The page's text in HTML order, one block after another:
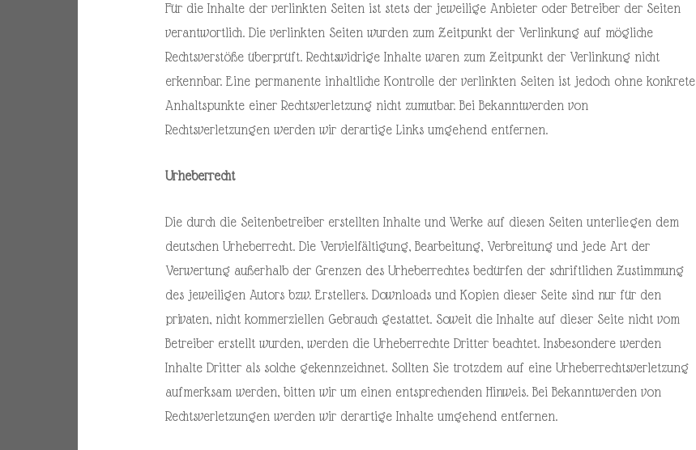
Für die Inhalte der verlinkten Seiten ist stets der jeweilige Anbieter oder Betreiber der Seiten
verantwortlich. Die verlinkten Seiten wurden zum Zeitpunkt der Verlinkung auf mögliche
Rechtsverstöße überprüft. Rechtswidrige Inhalte waren zum Zeitpunkt der Verlinkung nicht
erkennbar. Eine permanente inhaltliche Kontrolle der verlinkten Seiten ist jedoch ohne konkrete
Anhaltspunkte einer Rechtsverletzung nicht zumutbar. Bei Bekanntwerden von
Rechtsverletzungen werden wir derartige Links umgehend entfernen.
Urheberrecht
Die durch die Seitenbetreiber erstellten Inhalte und Werke auf diesen Seiten unterliegen dem
deutschen Urheberrecht. Die Vervielfältigung, Bearbeitung, Verbreitung und jede Art der
Verwertung außerhalb der Grenzen des Urheberrechtes bedürfen der schriftlichen Zustimmung
des jeweiligen Autors bzw. Erstellers. Downloads und Kopien dieser Seite sind nur für den
privaten, nicht kommerziellen Gebrauch gestattet. Soweit die Inhalte auf dieser Seite nicht vom
Betreiber erstellt wurden, werden die Urheberrechte Dritter beachtet. Insbesondere werden
Inhalte Dritter als solche gekennzeichnet. Sollten Sie trotzdem auf eine Urheberrechtsverletzung
aufmerksam werden, bitten wir um einen entsprechenden Hinweis. Bei Bekanntwerden von
Rechtsverletzungen werden wir derartige Inhalte umgehend entfernen.